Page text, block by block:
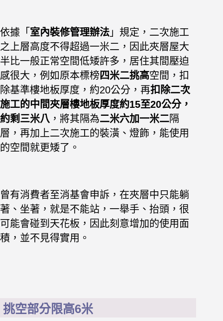
依據「 室內裝修管理辦法 」規定，二次施工
之上層高度不得超過一米二，因此夾層屋大
半比一般正常空間低矮許多，居住其間壓迫
感很大，例如原本標榜 四米二挑高空間，扣
除基準樓地板厚度，約20公分，再扣除二次
施工的中間夾層樓地板厚度約15至20公分，
約剩三米八 ，將其隔為二米六加一米二隔
層，再加上二次施工的裝潢、燈飾，能使用
的空間就更矮了。
曾有消費者至消基會申訴，在夾層中只能躺
著、坐著，就是不能站，一舉手、抬頭，很
可能會碰到天花板，因此刻意增加的使用面
積，並不見得實用。
挑空部分限高6米